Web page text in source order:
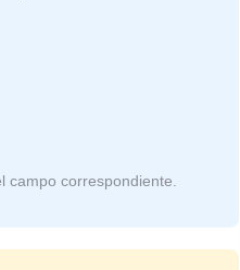
campo correspondiente.